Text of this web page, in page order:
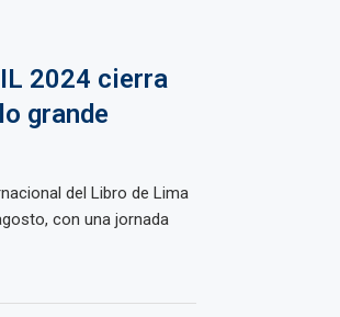
2024 cierra
grande
del Libro de Lima
con una jornada